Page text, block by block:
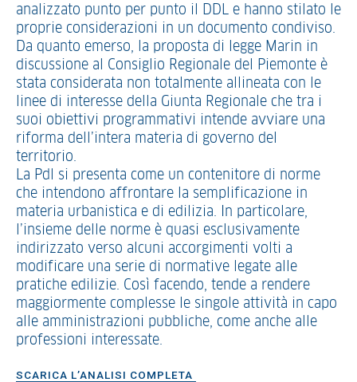
analizzato punto per punto il DDL e hanno stilato le
proprie considerazioni in un documento condiviso.
Da quanto emerso, la proposta di legge Marin in
discussione al Consiglio Regionale del Piemonte è
stata considerata non totalmente allineata con le
linee di interesse della Giunta Regionale che tra i
suoi obiettivi programmativi intende avviare una
riforma dell’intera materia di governo del
territorio.
La Pdl si presenta come un contenitore di norme
che intendono affrontare la semplificazione in
materia urbanistica e di edilizia. In particolare,
l’insieme delle norme è quasi esclusivamente
indirizzato verso alcuni accorgimenti volti a
modificare una serie di normative legate alle
pratiche edilizie. Così facendo, tende a rendere
maggiormente complesse le singole attività in capo
alle amministrazioni pubbliche, come anche alle
professioni interessate.
SCARICA L’ANALISI COMPLETA